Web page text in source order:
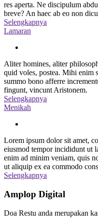
res aperta. Ne discipulum
breve? An haec ab eo non
Selengkapnya
Lamaran
Aliter homines, aliter
quid voles, postea. Mihi enim
summo bono afferre
fingunt, vincunt Aristonem.
Selengkapnya
Menikah
Lorem ipsum dolor sit amet,
eiusmod tempor incididunt ut
enim ad minim veniam, quis
ut aliquip ex ea commodo
Selengkapnya
Amplop Digital
Doa Restu anda merupakan